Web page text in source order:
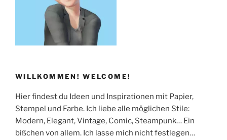
WILLKOMMEN! WELCOME!
Hier findest du Ideen und Inspirationen mit Papier,
Stempel und Farbe. Ich liebe alle möglichen Stile:
Modern, Elegant, Vintage, Comic, Steampunk… Ein
bißchen von allem. Ich lasse mich nicht festlegen…